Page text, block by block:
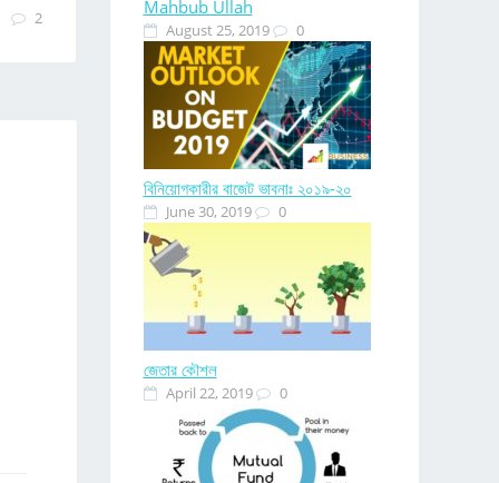
2
Mahbub Ullah
August 25, 2019 0
বিনিয়োগকারীর বাজেট ভাবনাঃ ২০১৯-২০
June 30, 2019 0
জেতার কৌশল
April 22, 2019 0